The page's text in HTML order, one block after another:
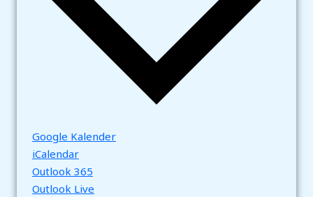
Google Kalender
iCalendar
Outlook 365
Outlook Live